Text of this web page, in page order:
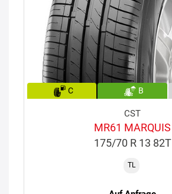
C B
CST
MR61 MARQUIS
175/70 R 13 82T
TL